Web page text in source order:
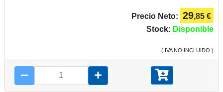
Precio Neto: 29,85 €
Stock: Disponible
( IVA NO INCLUIDO )